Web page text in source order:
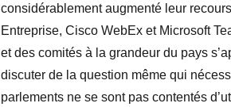
considérablement augmenté leur
Entreprise, Cisco WebEx et Microsoft
et des comités à la grandeur du pays
discuter de la question même qui
parlements ne se sont pas contentés